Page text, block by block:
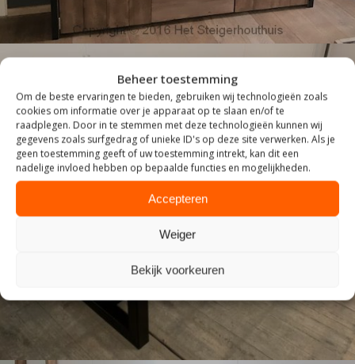
Beheer toestemming
Om de beste ervaringen te bieden, gebruiken wij technologieën zoals
cookies om informatie over je apparaat op te slaan en/of te
raadplegen. Door in te stemmen met deze technologieën kunnen wij
gegevens zoals surfgedrag of unieke ID's op deze site verwerken. Als je
geen toestemming geeft of uw toestemming intrekt, kan dit een
nadelige invloed hebben op bepaalde functies en mogelijkheden.
Accepteren
Weiger
Bekijk voorkeuren
ZITTEN